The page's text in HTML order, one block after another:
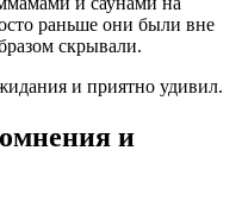
раньше они были вне
скрывали.
и приятно удивил.
и